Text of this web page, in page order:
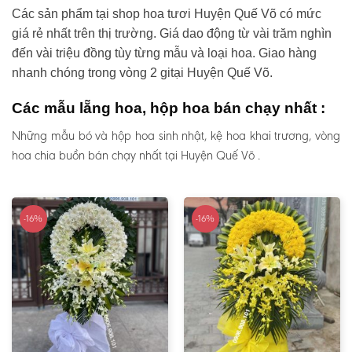
Các sản phẩm tại shop hoa tươi Huyện Quế Võ có mức
giá rẻ nhất trên thị trường. Giá dao động từ vài trăm nghìn
đến vài triệu đồng tùy từng mẫu và loại hoa. Giao hàng
nhanh chóng trong vòng 2 gitại Huyện Quế Võ.
Các mẫu lẵng hoa, hộp hoa bán chạy nhất :
Những mẫu bó và hộp hoa sinh nhật, kệ hoa khai trương, vòng
hoa chia buồn bán chạy nhất tại Huyện Quế Võ .
-16% -16%